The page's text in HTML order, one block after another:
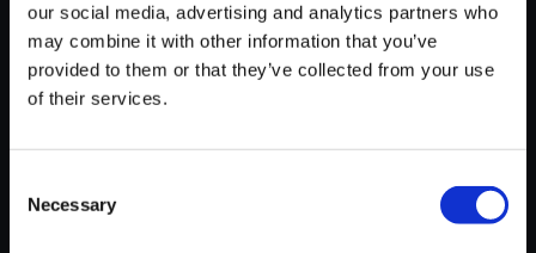
our social media, advertising and analytics partners who
may combine it with other information that you’ve
provided to them or that they’ve collected from your use
of their services.
Selection
Necessary
【単曲】モンスターハンターラ
イズ オリジナルサウンドトラッ
150円